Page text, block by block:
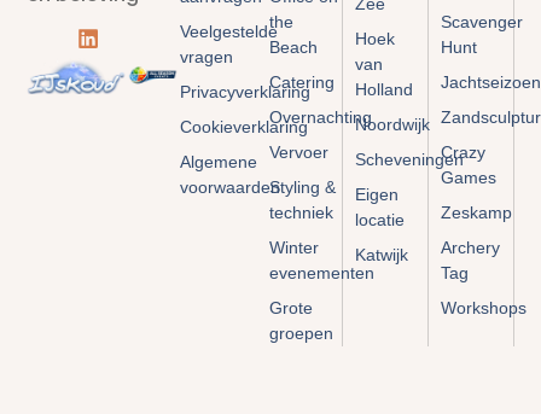
Scavenger
Hunt
Jachtseizoen
Crazy
Games
Zeskamp
Archery
Tag
Workshops
Hoek
van
Holland
Noordwijk
Scheveningen
Eigen
locatie
Katwijk
the
Beach
Catering
Overnachting
Vervoer
Styling &
techniek
Winter
evenementen
Grote
groepen
Veelgestelde
vragen
Privacyverklaring
Cookieverklaring
Algemene
voorwaarden